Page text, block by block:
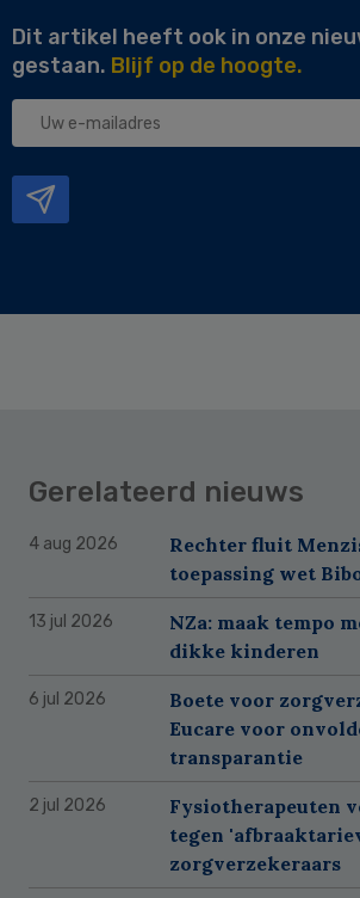
Dit artikel heeft ook in onze
gestaan. Blijf op de hoogte.
Uw
Gerelateerd nieuws
4 aug 2026
Rechter fluit
toepassing wet
13 jul 2026
NZa: maak tempo
dikke kinderen
6 jul 2026
Boete voor
Eucare voor
transparantie
2 jul 2026
Fysiotherapeuten
tegen
zorgverzekeraars